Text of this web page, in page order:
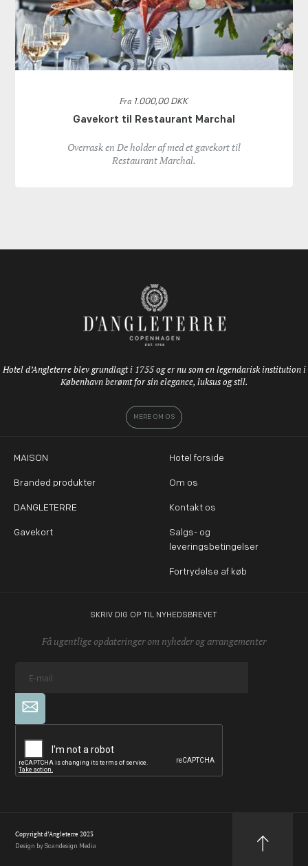
Fra 1.000,00 DKK
Gavekort til Restaurant Marchal
Overrask en De holder af med et gavekort til
Restaurant Marchal.
Hotel d’Angleterre blev grundlagt i 1755 og er nu som en legendarisk institution i
København berømt for sin elegance, luksus og stil.
MERE OM OS
MAISON
Branded produkter
DANGLETERRE
Gavekort
Hotel forside
Om os
Kontakt os
Salgs- og
leveringsbetingelser
Fortrydelse af køb
SKRIV DIG OP TIL NYHEDSBREVET
Få ugentlige opdateringer om nyheder og arrangementer
Copyright d’Angleterre 2023
Design by Scandesign Media